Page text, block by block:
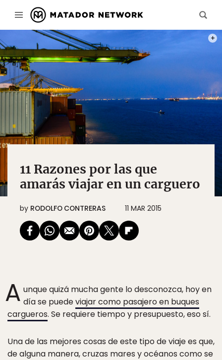
UNA
11 Razones por las que
amarás viajar en un carguero
by RODOLFO CONTRERAS 11 MAR 2015
A unque quizá mucha gente lo desconozca, hoy en
día se puedeviajar como pasajero en buques
cargueros. Se requiere tiempo y presupuesto, eso sí.
Una de las mejores cosas de este tipo de viaje es que,
de alguna manera, cruzas mares y océanos como se